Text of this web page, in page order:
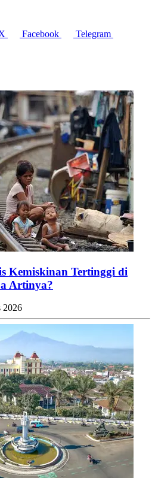
Facebook
Telegram
Kemiskinan Tertinggi di
Artinya?
2026